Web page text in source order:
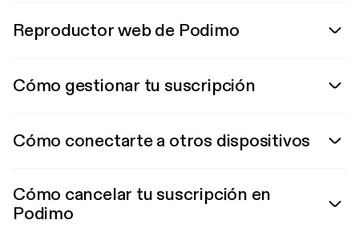
Reproductor web de Podimo
Cómo gestionar tu suscripción
Cómo conectarte a otros dispositivos
Cómo cancelar tu suscripción en
Podimo